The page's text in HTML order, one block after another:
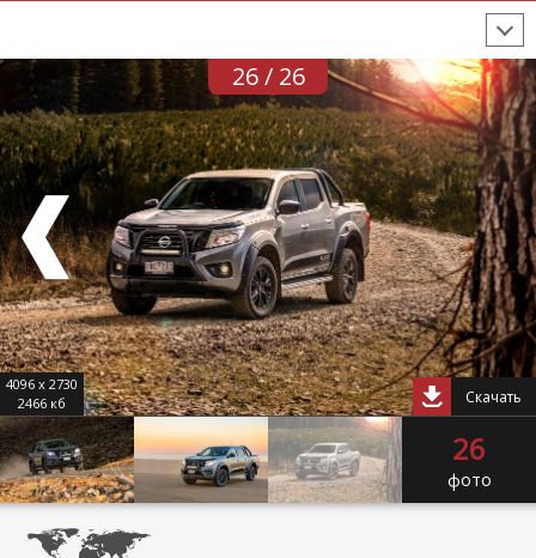
26 / 26
4096 x 2730
2466 кб
Скачать
26
фото